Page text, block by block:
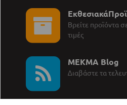
Βρείτε προϊόντα
τιμές
MEKMA Blog
∆ιαβάστε τα